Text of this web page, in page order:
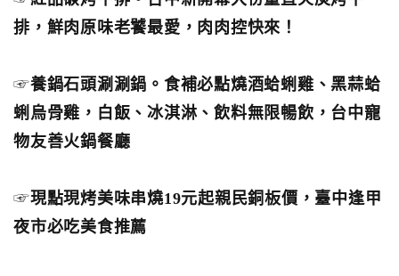
排，鮮肉原味老饕最愛，肉肉控快來！
☞養鍋石頭涮涮鍋。食補必點燒酒蛤蜊雞、黑蒜蛤
蜊烏骨雞，白飯、冰淇淋、飲料無限暢飲，台中寵
物友善火鍋餐廳
☞現點現烤美味串燒19元起親民銅板價，臺中逢甲
夜市必吃美食推薦